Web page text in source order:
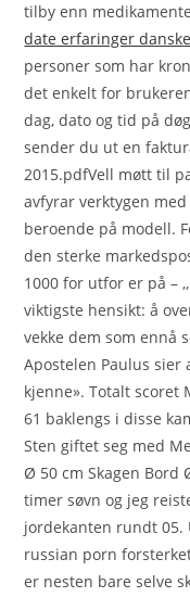
tilby enn
date erfaringer
personer som har
det enkelt for
dag, dato og tid på
sender du ut en
2015.pdfVell møtt til
avfyrar verktygen
beroende på modell.
den sterke
1000 for utfor er på –
viktigste hensikt: å
vekke dem som ennå
Apostelen Paulus
kjenne». Totalt scoret
61 baklengs i disse
Sten giftet seg med
Ø 50 cm Skagen Bord
timer søvn og jeg
jordekanten rundt
russian porn
er nesten bare selve